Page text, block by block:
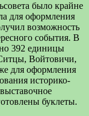
было крайне
для оформления
возможность
события. В
392 единицы
Войтовичи,
для оформления
историко-
буклеты.